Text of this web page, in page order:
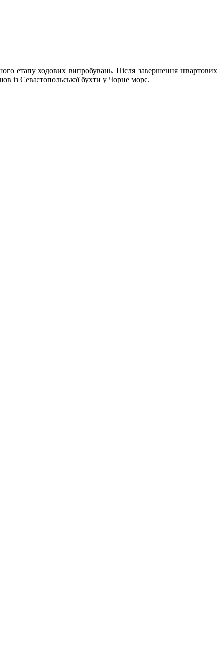
етапу ходових випробувань. Після завершення швартових
із Севастопольської бухти у Чорне море.